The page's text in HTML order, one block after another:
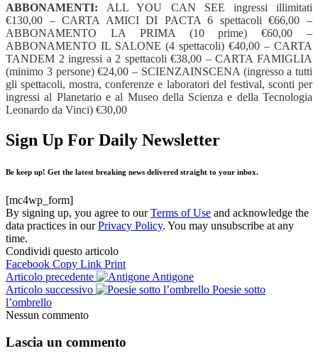
ABBONAMENTI: ALL YOU CAN SEE ingressi illimitati
€130,00 – CARTA AMICI DI PACTA 6 spettacoli €66,00 –
ABBONAMENTO LA PRIMA (10 prime) €60,00 –
ABBONAMENTO IL SALONE (4 spettacoli) €40,00 – CARTA
TANDEM 2 ingressi a 2 spettacoli €38,00 – CARTA FAMIGLIA
(minimo 3 persone) €24,00 – SCIENZAINSCENA (ingresso a tutti
gli spettacoli, mostra, conferenze e laboratori del festival, sconti per
ingressi al Planetario e al Museo della Scienza e della Tecnologia
Leonardo da Vinci) €30,00
Sign Up For Daily Newsletter
Be keep up! Get the latest breaking news delivered straight to your inbox.
[mc4wp_form]
By signing up, you agree to ourTerms of Use and acknowledge the
data practices in ourPrivacy Policy. You may unsubscribe at any
time.
Condividi questo articolo
Facebook Copy Link Print
Articolo precedente
Antigone
Articolo successivo
Poesie sotto
l’ombrello
Nessun commento
Lascia un commento